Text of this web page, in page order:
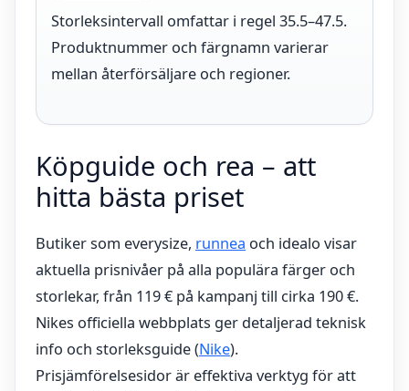
Storleksintervall omfattar i regel 35.5–47.5.
Produktnummer och färgnamn varierar
mellan återförsäljare och regioner.
Köpguide och rea – att
hitta bästa priset
Butiker som everysize, runnea och idealo visar
aktuella prisnivåer på alla populära färger och
storlekar, från 119 € på kampanj till cirka 190 €.
Nikes officiella webbplats ger detaljerad teknisk
info och storleksguide (Nike).
Prisjämförelsesidor är effektiva verktyg för att